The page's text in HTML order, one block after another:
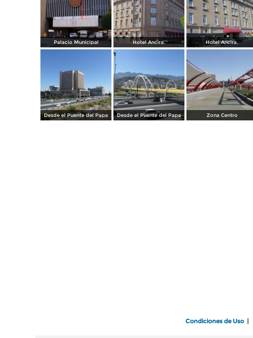
Palacio Municipal Hotel Ancira. Hotel Ancira.
Desde el Puente del Papa Desde el Puente del Papa Zona Centro
Condiciones de Uso